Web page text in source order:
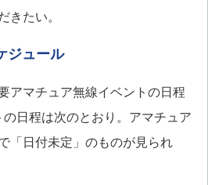
きたい。
ジュール
アマチュア無線イベントの日程
日程は次のとおり。アマチュア
「日付未定」のものが見られ